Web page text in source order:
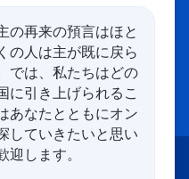
クレジット
の再来の預言はほと
の人は主が既に戻ら
では、私たちはどの
に引き上げられるこ
あなたとともにオン
していきたいと思い
します。